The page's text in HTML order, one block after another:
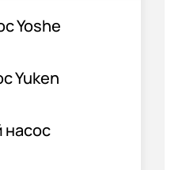
Yoshe
Yuken
насос